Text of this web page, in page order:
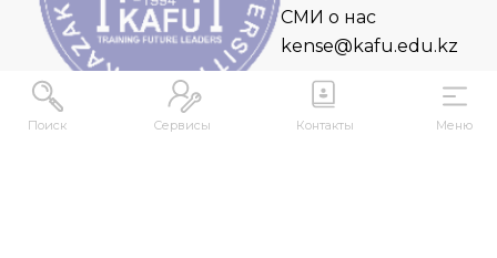
Поиск Сервисы Контакты Меню
СМИ о нас
kense@kafu.edu.kz